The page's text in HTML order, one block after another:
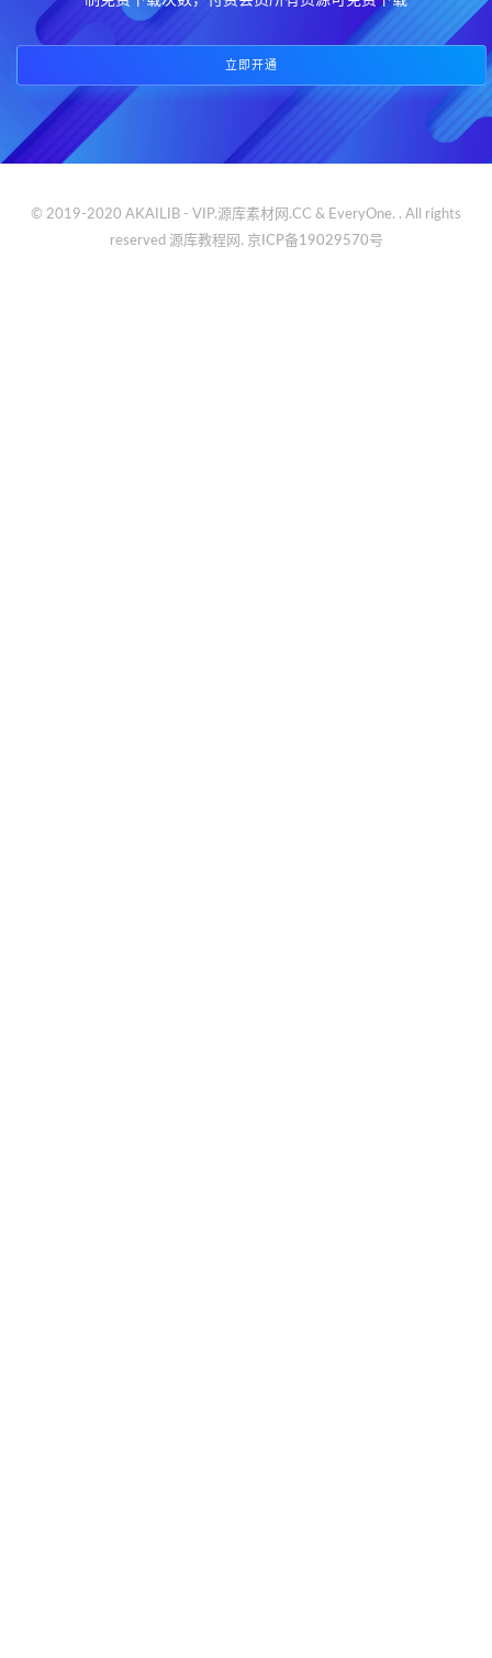
立即开通
© 2019-2020 AKAILIB - VIP.源库素材网.CC & EveryOne. . All rights
reserved 源库教程网. 京ICP备19029570号